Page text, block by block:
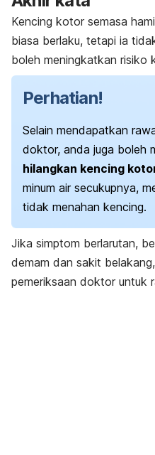
Kencing kotor semasa
biasa berlaku, tetapi ia
boleh meningkatkan risiko
Perhatian!
Selain mendapatkan
doktor, anda juga boleh
hilangkan kencing
minum air secukupnya,
tidak menahan kencing.
Jika simptom berlarutan,
demam dan sakit
pemeriksaan doktor untuk